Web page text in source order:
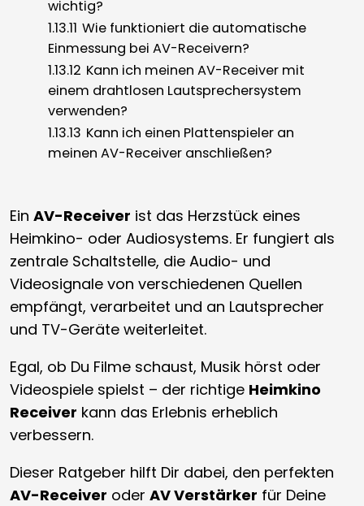
wichtig?
1.13.11 Wie funktioniert die automatische
Einmessung bei AV-Receivern?
1.13.12 Kann ich meinen AV-Receiver mit
einem drahtlosen Lautsprechersystem
verwenden?
1.13.13 Kann ich einen Plattenspieler an
meinen AV-Receiver anschließen?
Ein AV-Receiver ist das Herzstück eines
Heimkino- oder Audiosystems. Er fungiert als
zentrale Schaltstelle, die Audio- und
Videosignale von verschiedenen Quellen
empfängt, verarbeitet und an Lautsprecher
und TV-Geräte weiterleitet.
Egal, ob Du Filme schaust, Musik hörst oder
Videospiele spielst – der richtige Heimkino
Receiver kann das Erlebnis erheblich
verbessern.
Dieser Ratgeber hilft Dir dabei, den perfekten
AV-Receiver oder AV Verstärker für Deine